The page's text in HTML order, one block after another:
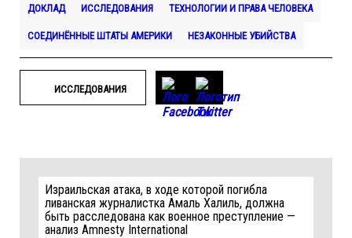
ДОКЛАД ИССЛЕДОВАНИЯ ТЕХНОЛОГИИ И ПРАВА ЧЕЛОВЕКА
СОЕДИНЁННЫЕ ШТАТЫ АМЕРИКИ НЕЗАКОННЫЕ УБИЙСТВА
ИССЛЕДОВАНИЯ
Израильская атака, в ходе которой погибла
ливанская журналистка Амаль Халиль, должна
быть расследована как военное преступление —
анализ Amnesty International